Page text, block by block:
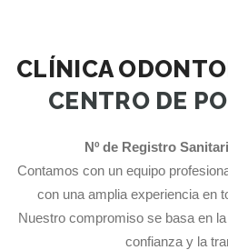
CLÍNICA
CENTRO DE
Nº de Registro
Contamos con un equipo
con una amplia experiencia en
Nuestro compromiso se basa en
confianza y la